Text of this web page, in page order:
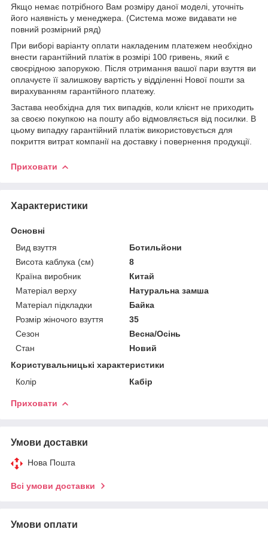
Якщо немає потрібного Вам розміру даної моделі, уточніть
його наявність у менеджера. (Система може видавати не
повний розмірний ряд)
При виборі варіанту оплати накладеним платежем необхідно
внести гарантійний платіж в розмірі 100 гривень, який є
своєрідною запорукою. Після отримання вашої пари взуття ви
оплачуєте її залишкову вартість у відділенні Нової пошти за
вирахуванням гарантійного платежу.
Застава необхідна для тих випадків, коли клієнт не приходить
за своєю покупкою на пошту або відмовляється від посилки. В
цьому випадку гарантійний платіж використовується для
покриття витрат компанії на доставку і повернення продукції.
Приховати
Характеристики
Основні
Вид взуття
Ботильйони
Висота каблука (см)
8
Країна виробник
Китай
Матеріал верху
Натуральна замша
Матеріал підкладки
Байка
Розмір жіночого взуття
35
Сезон
Весна/Осінь
Стан
Новий
Користувальницькі характеристики
Колір
Кабір
Приховати
Умови доставки
Нова Пошта
Всі умови доставки
Умови оплати